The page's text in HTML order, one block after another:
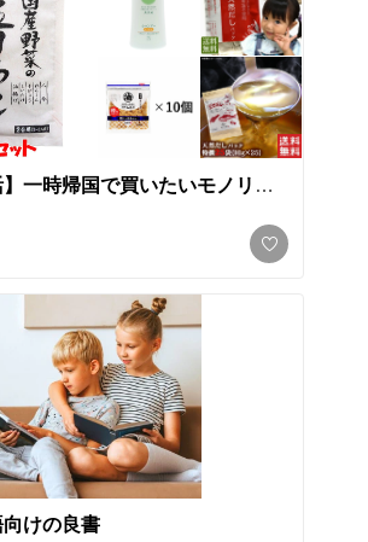
】一時帰国で買いたいモノリス
けの良書